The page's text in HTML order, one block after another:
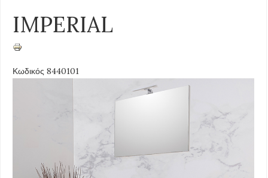
IMPERIAL
Κωδικός 8440101